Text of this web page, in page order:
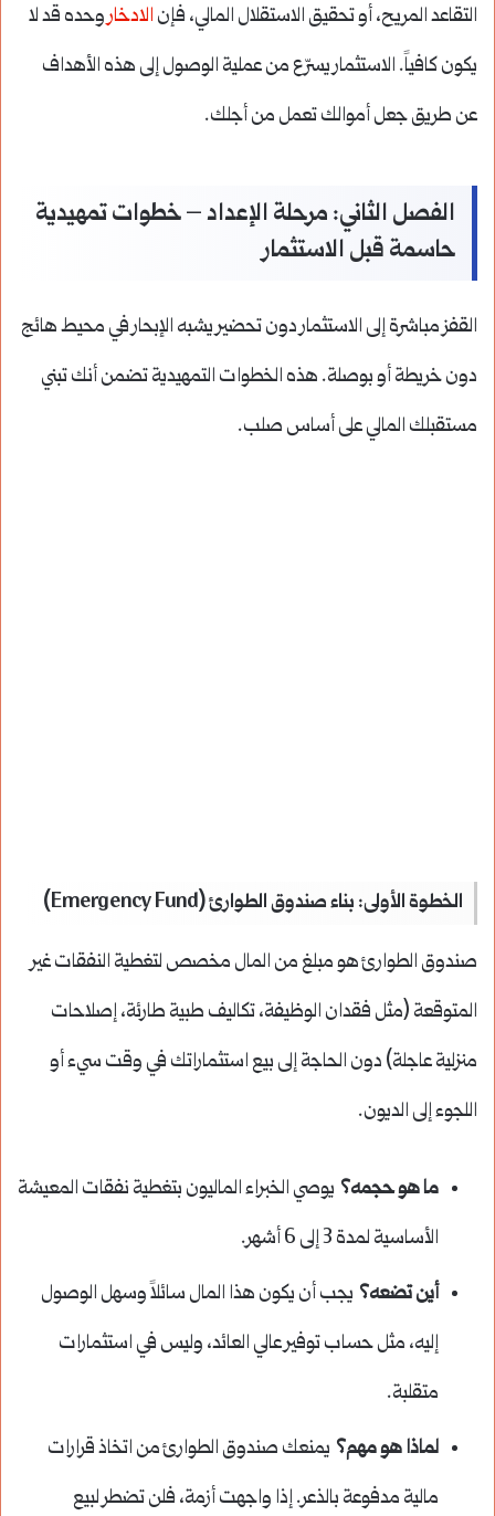
التقاعد المريح، أو تحقيق الاستقلال المالي، فإن الادخاروحده قد لا
يكون كافياً. الاستثمار يسرّع من عملية الوصول إلى هذه الأهداف
عن طريق جعل أموالك تعمل من أجلك.
الفصل الثاني: مرحلة الإعداد – خطوات تمهيدية
حاسمة قبل الاستثمار
القفز مباشرة إلى الاستثمار دون تحضير يشبه الإبحار في محيط هائج
دون خريطة أو بوصلة. هذه الخطوات التمهيدية تضمن أنك تبني
مستقبلك المالي على أساس صلب.
الخطوة الأولى: بناء صندوق الطوارئ (Emergency Fund)
صندوق الطوارئ هو مبلغ من المال مخصص لتغطية النفقات غير
المتوقعة (مثل فقدان الوظيفة، تكاليف طبية طارئة، إصلاحات
منزلية عاجلة) دون الحاجة إلى بيع استثماراتك في وقت سيء أو
اللجوء إلى الديون.
ما هو حجمه؟ يوصي الخبراء الماليون بتغطية نفقات المعيشة
الأساسية لمدة 3 إلى 6 أشهر.
أين تضعه؟ يجب أن يكون هذا المال سائلاً وسهل الوصول
إليه، مثل حساب توفير عالي العائد، وليس في استثمارات
متقلبة.
لماذا هو مهم؟ يمنعك صندوق الطوارئ من اتخاذ قرارات
مالية مدفوعة بالذعر. إذا واجهت أزمة، فلن تضطر لبيع